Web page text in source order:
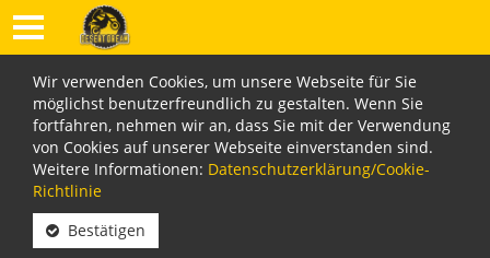
Wir verwenden Cookies, um unsere Webseite für Sie
möglichst benutzerfreundlich zu gestalten. Wenn Sie
fortfahren, nehmen wir an, dass Sie mit der Verwendung
von Cookies auf unserer Webseite einverstanden sind.
Weitere Informationen: Datenschutzerklärung/Cookie-
Richtlinie
Bestätigen